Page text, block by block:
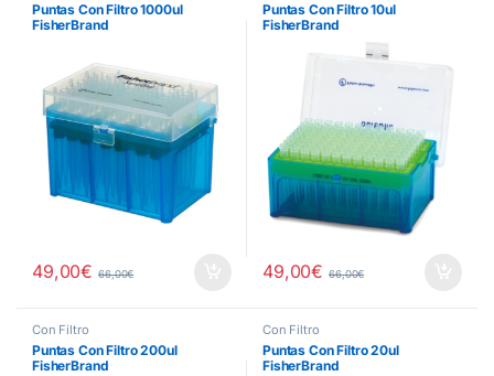
Puntas Con Filtro 1000ul
FisherBrand
49,00€ 66,00€
Puntas Con Filtro 10ul
FisherBrand
49,00€ 66,00€
Con Filtro
Puntas Con Filtro 200ul
FisherBrand
Con Filtro
Puntas Con Filtro 20ul
FisherBrand